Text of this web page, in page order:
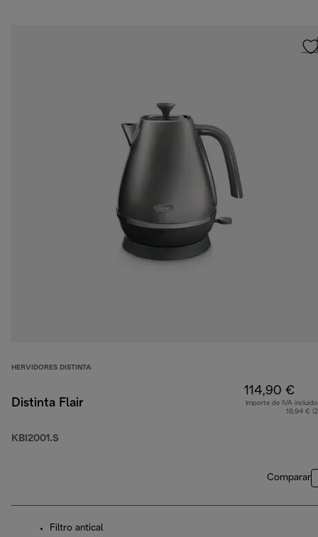
HERVIDORES DISTINTA
Distinta Flair
KBI2001.S
114,90 €
Importe de IVA
19,94 €
Comparar
Filtro antical